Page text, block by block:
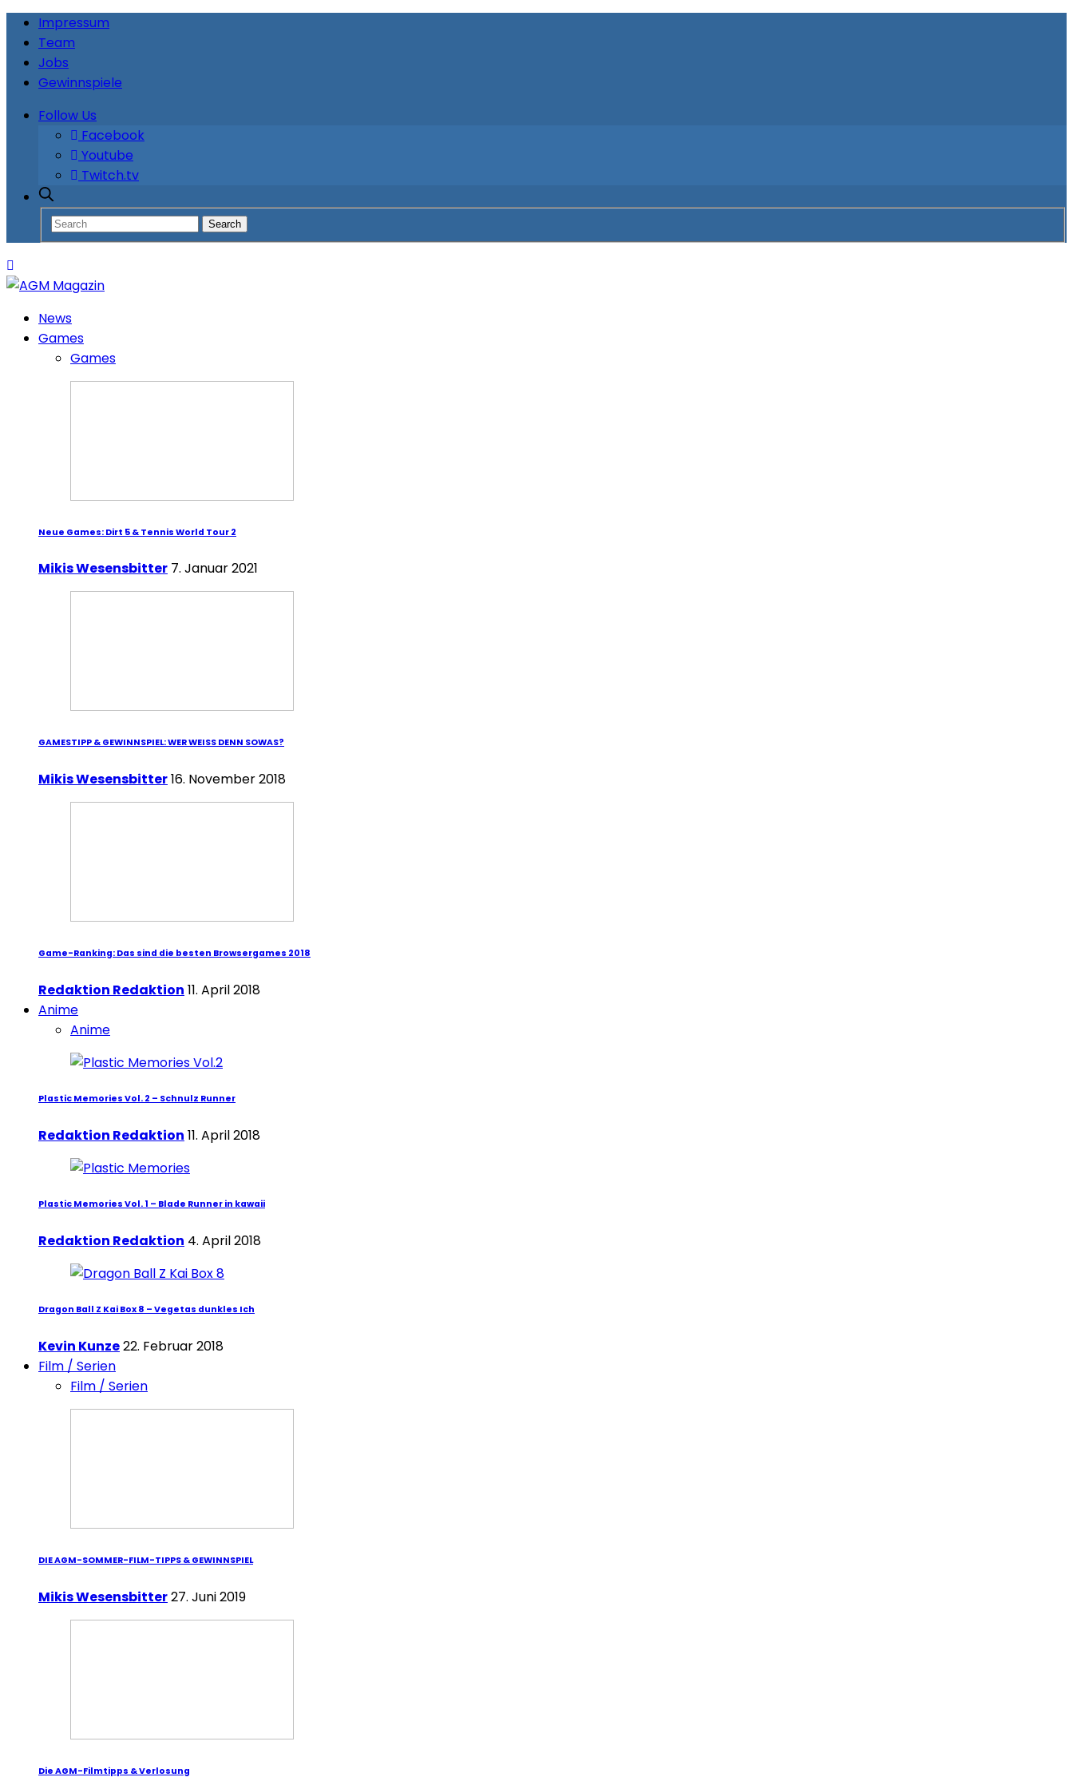
Impressum
Team
Jobs
Gewinnspiele
Follow Us
Facebook
Youtube
Twitch.tv
News
Games
Games
Neue Games: Dirt 5 & Tennis World Tour 2
Mikis Wesensbitter 7. Januar 2021
GAMESTIPP & GEWINNSPIEL: WER WEISS DENN SOWAS?
Mikis Wesensbitter16. November 2018
Game-Ranking: Das sind die besten Browsergames 2018
Redaktion Redaktion 11. April 2018
Anime
Anime
Plastic Memories Vol. 2 – Schnulz Runner
Redaktion Redaktion 11. April 2018
Plastic Memories Vol. 1 – Blade Runner in kawaii
Redaktion Redaktion 4. April 2018
Dragon Ball Z Kai Box 8 – Vegetas dunkles Ich
Kevin Kunze22. Februar 2018
Film / Serien
Film / Serien
DIE AGM-SOMMER-FILM-TIPPS & GEWINNSPIEL
Mikis Wesensbitter27. Juni 2019
Die AGM-Filmtipps & Verlosung